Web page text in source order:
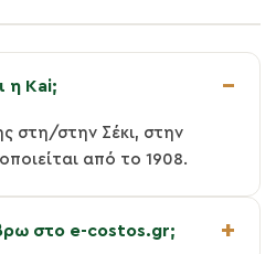
η Kai;
στη/στην Σέκι, στην
από το 1908.
στο e-costos.gr;